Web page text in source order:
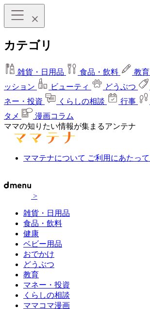
カテゴリ
雑貨・日用品 食品・飲料 教育
ッション
ビューティ どうぶつ
ネー・投資
くらしの相談 行事
タメ
漫画コラム
ママの知りたい情報が集まるアンテナ
ママテナについて ご利用にあたって
>
雑貨・日用品
食品・飲料
健康
ベビー用品
おでかけ
どうぶつ
教育
マネー・投資
くらしの相談
ママコマ漫画